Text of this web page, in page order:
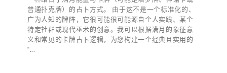
普通扑克牌）的占卜方式。 由于这不是一个标准化的、
广为人知的牌阵，它很可能很可能源自个人实践、某个
特定社群或现代巫术的创意。我可以根据满月的象征意
义和常见的卡牌占卜逻辑，为您构建一个经典且实用的
“...